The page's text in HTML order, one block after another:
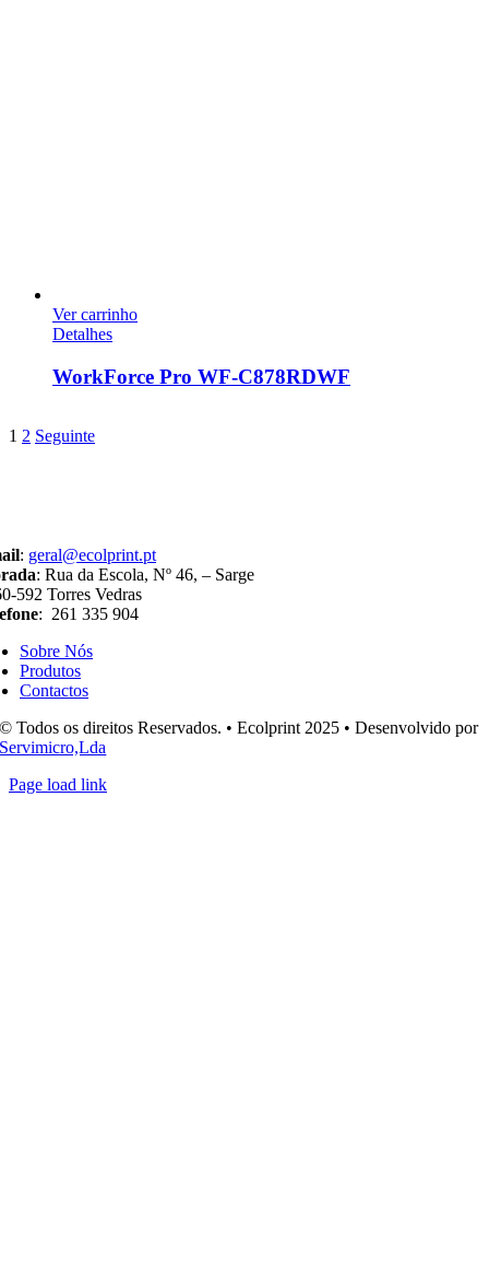
Ver carrinho
Detalhes
WorkForce Pro WF-C878RDWF
1 2 Seguinte
: geral@ecolprint.pt
: Rua da Escola, Nº 46, – Sarge
592 Torres Vedras
: 261 335 904
Sobre Nós
Produtos
Contactos
© Todos os direitos Reservados. • Ecolprint 2025 • Desenvolvido por
Servimicro,Lda
Page load link